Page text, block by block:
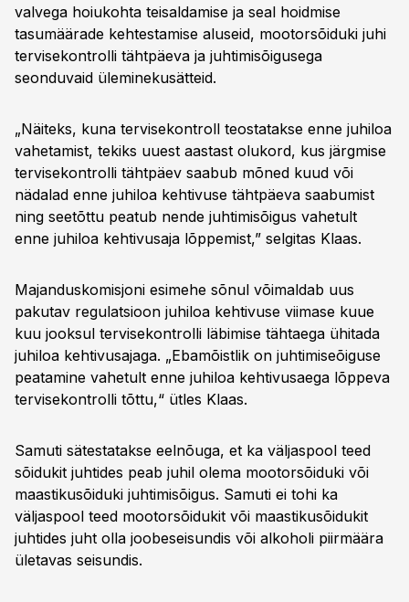
valvega hoiukohta teisaldamise ja seal hoidmise
tasumäärade kehtestamise aluseid, mootorsõiduki juhi
tervisekontrolli tähtpäeva ja juhtimisõigusega
seonduvaid üleminekusätteid.
„Näiteks, kuna tervisekontroll teostatakse enne juhiloa
vahetamist, tekiks uuest aastast olukord, kus järgmise
tervisekontrolli tähtpäev saabub mõned kuud või
nädalad enne juhiloa kehtivuse tähtpäeva saabumist
ning seetõttu peatub nende juhtimisõigus vahetult
enne juhiloa kehtivusaja lõppemist,” selgitas Klaas.
Majanduskomisjoni esimehe sõnul võimaldab uus
pakutav regulatsioon juhiloa kehtivuse viimase kuue
kuu jooksul tervisekontrolli läbimise tähtaega ühitada
juhiloa kehtivusajaga. „Ebamõistlik on juhtimiseõiguse
peatamine vahetult enne juhiloa kehtivusaega lõppeva
tervisekontrolli tõttu,“ ütles Klaas.
Samuti sätestatakse eelnõuga, et ka väljaspool teed
sõidukit juhtides peab juhil olema mootorsõiduki või
maastikusõiduki juhtimisõigus. Samuti ei tohi ka
väljaspool teed mootorsõidukit või maastikusõidukit
juhtides juht olla joobeseisundis või alkoholi piirmäära
ületavas seisundis.